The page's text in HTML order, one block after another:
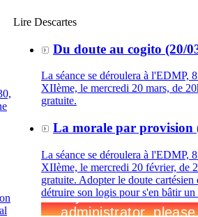
Lire Descartes
Du doute au cogito (20/
La séance se déroulera à l'EDMP,
XIIème, le mercredi 20 mars, de
gratuite.
La morale par provision
La séance se déroulera à l'EDMP,
XIIème, le mercredi 20 février, de
gratuite. Adopter le doute cartésien
détruire son logis pour s'en bâtir